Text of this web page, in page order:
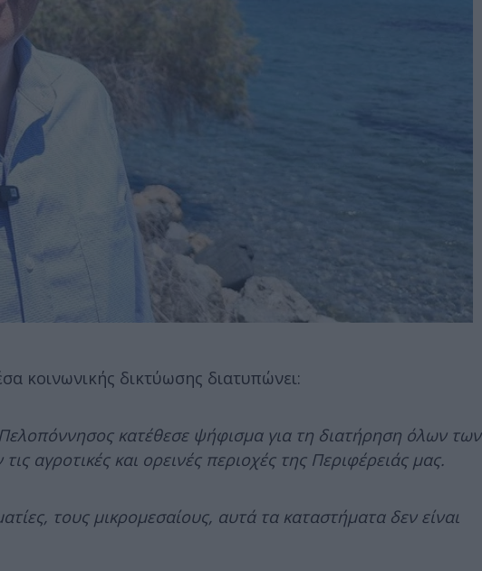
κοινωνικής δικτύωσης διατυπώνει:
κατέθεσε ψήφισμα για τη διατήρηση όλων των
αγροτικές και ορεινές περιοχές της Περιφέρειάς μας.
τους μικρομεσαίους, αυτά τα καταστήματα δεν είναι